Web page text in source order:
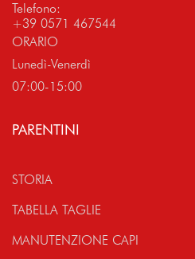
Telefono:
+39 0571 467544
ORARIO
Lunedì-Venerdì
07:00-15:00
PARENTINI
STORIA
TABELLA TAGLIE
MANUTENZIONE CAPI